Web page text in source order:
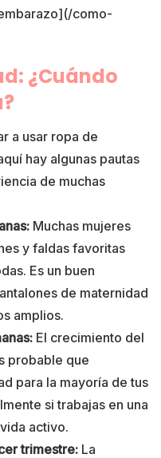
como-
¿Cuándo
a usar ropa de
hay algunas pautas
de muchas
Muchas mujeres
y faldas favoritas
Es un buen
de maternidad
amplios.
El crecimiento del
probable que
para la mayoría de tus
si trabajas en una
activo.
trimestre:La